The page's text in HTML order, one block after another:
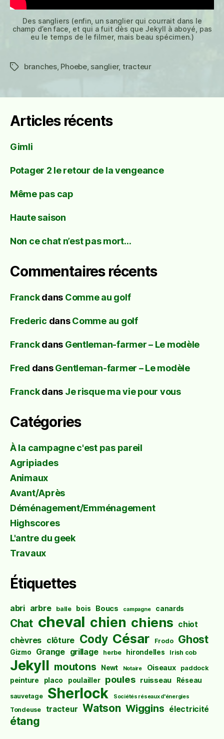
Des sangliers (enfin, un sanglier qui courrait dans le
champ d’en face, et qui a fuit dès que Jekyll à aboyé, pas
eu le temps de le filmer, mais beau spécimen.)
Étiquettes
branches, Phoebe, sanglier, tracteur
Articles récents
Gimli
Potager 2 le retour de la vengeance
Même pas cap
Haute saison
Non ce chat n’est pas mort…
Commentaires récents
Franckdans Comme au golf
Frederic dansComme au golf
Franckdans Gentleman-farmer – Le modèle
Fred dansGentleman-farmer – Le modèle
Franckdans Je risque ma vie pour vous
Catégories
À la campagne c'est pas pareil
Agripiades
Animaux
Avant/Après
Déménagement/Emménagement
Highscores
L'antre du geek
Travaux
Étiquettes
abri arbre balle bois Boucs campagne canards
Chat cheval chien chiens chiot
chèvres clôture Cody César Frodo Ghost
Gizmo Grange grillage herbe hirondelles Irish cob
Jekyll moutons Newt Notaire Oiseaux paddock
peinture placo poulailler poules ruisseau Réseau
sauvetage Sherlock Sociétés réseaux d'énergies
Tondeuse tracteur Watson Wiggins électricité
étang